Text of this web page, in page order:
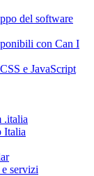
del software
con Can I
e JavaScript
.italia
Italia
servizi